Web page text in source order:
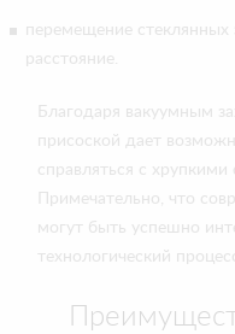
перемещение стеклянных
расстояние.
Благодаря вакуумным
присоской дает
справляться с
Примечательно, что
могут быть успешно
технологический